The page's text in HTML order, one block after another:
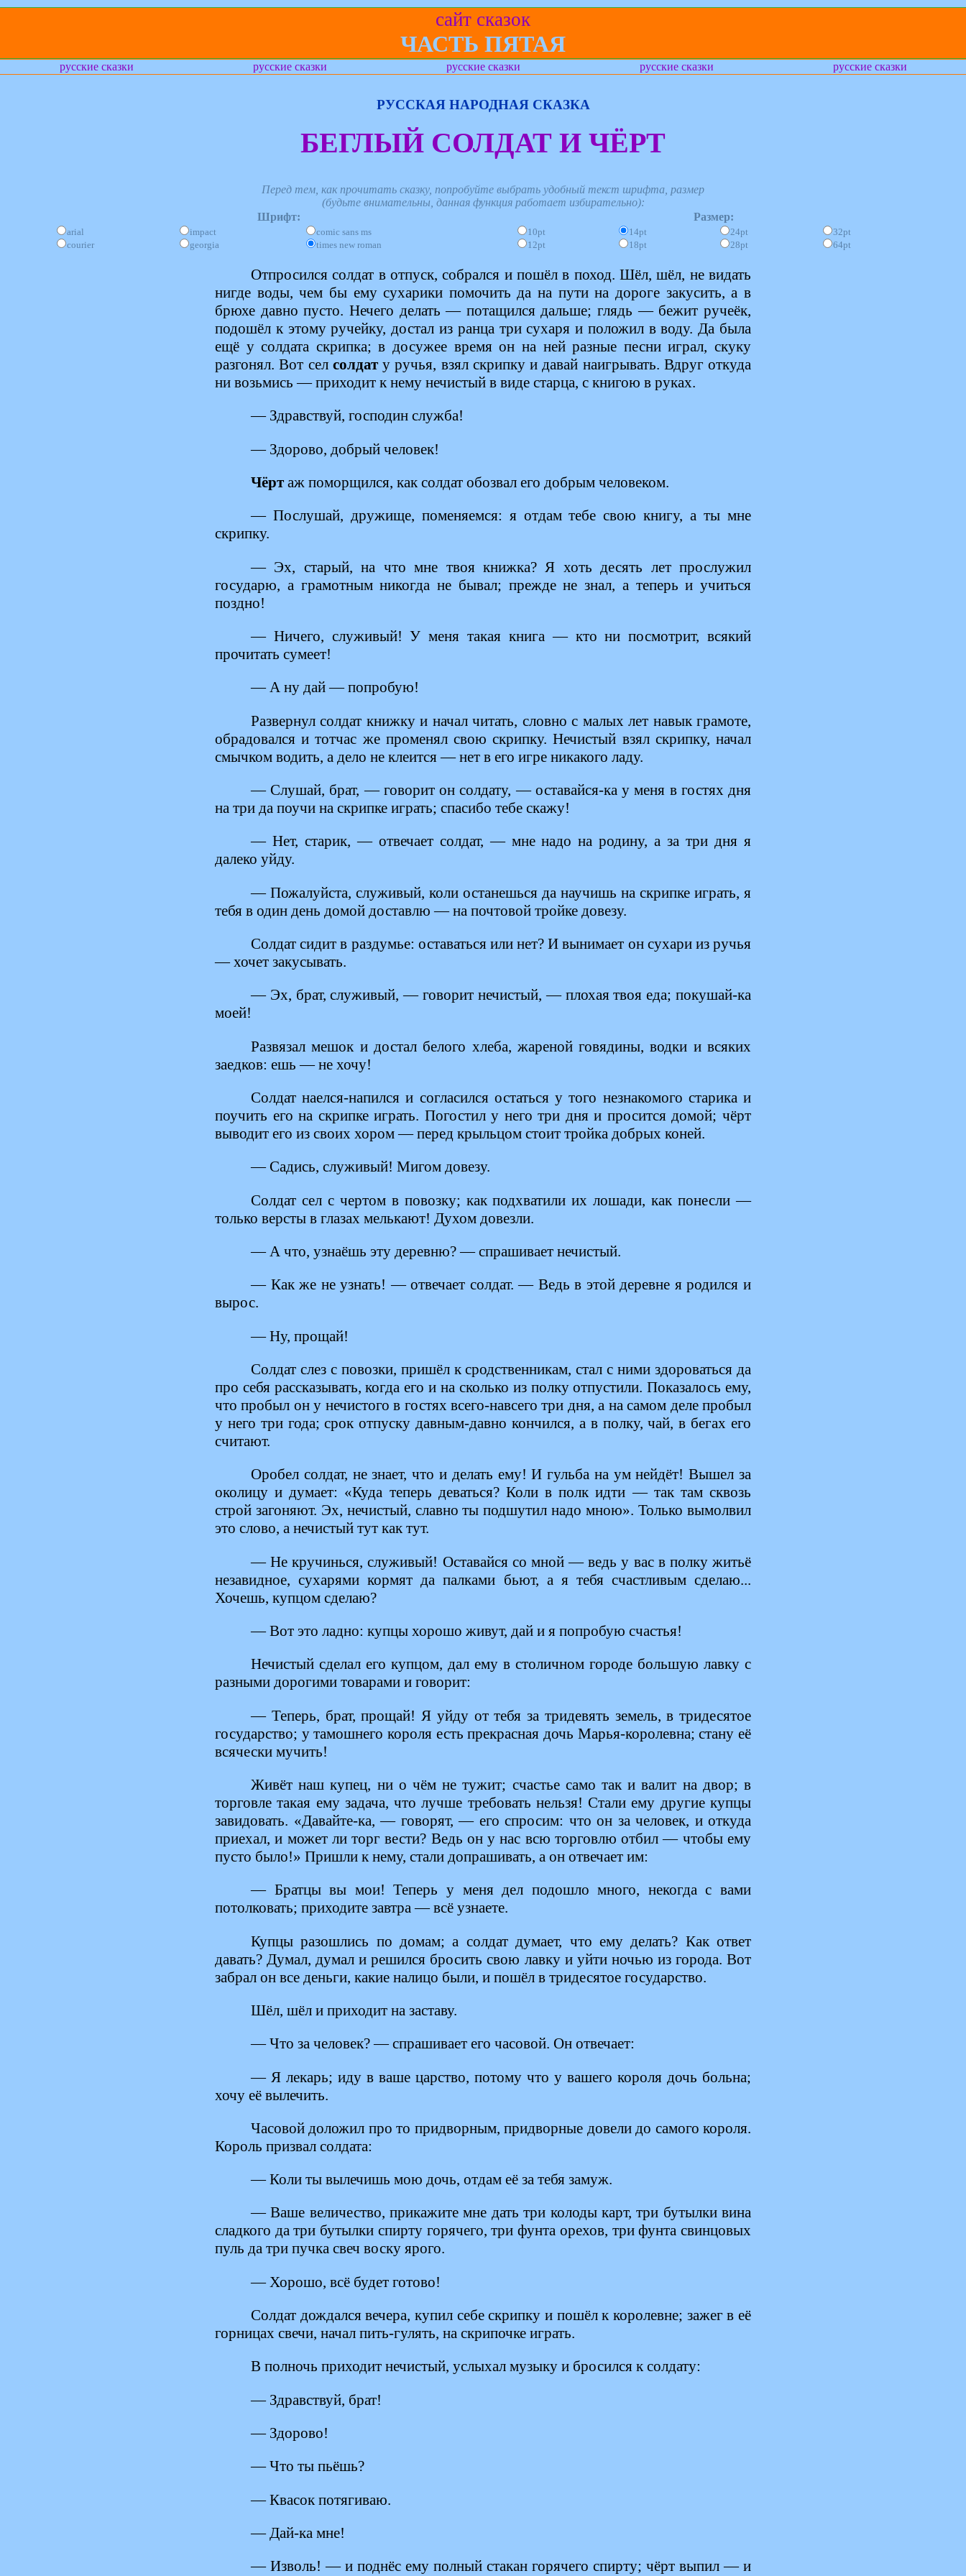
сайт сказок
ЧАСТЬ ПЯТАЯ
русские сказки русские сказки русские сказки русские сказки русские сказки
РУССКАЯ НАРОДНАЯ СКАЗКА
БЕГЛЫЙ СОЛДАТ И ЧЁРТ
Перед тем, как прочитать сказку, попробуйте выбрать удобный текст шрифта, размер
(будьте внимательны, данная функция работает избирательно):
Шрифт:
Размер:
arial
courier
impact
georgia
comic sans ms
times new roman
10pt
12pt
14pt
18pt
24pt
28pt
32pt
64pt
Отпросился солдат в отпуск, собрался и пошёл в поход. Шёл, шёл, не видать
нигде воды, чем бы ему сухарики помочить да на пути на дороге закусить, а в
брюхе давно пусто. Нечего делать — потащился дальше; глядь — бежит ручеёк,
подошёл к этому ручейку, достал из ранца три сухаря и положил в воду. Да была
ещё у солдата скрипка; в досужее время он на ней разные песни играл, скуку
разгонял. Вот сел солдату ручья, взял скрипку и давай наигрывать. Вдруг откуда
ни возьмись — приходит к нему нечистый в виде старца, с книгою в руках.
— Здравствуй, господин служба!
— Здорово, добрый человек!
Чёрт аж поморщился, как солдат обозвал его добрым человеком.
— Послушай, дружище, поменяемся: я отдам тебе свою книгу, а ты мне
скрипку.
— Эх, старый, на что мне твоя книжка? Я хоть десять лет прослужил
государю, а грамотным никогда не бывал; прежде не знал, а теперь и учиться
поздно!
— Ничего, служивый! У меня такая книга — кто ни посмотрит, всякий
прочитать сумеет!
— А ну дай — попробую!
Развернул солдат книжку и начал читать, словно с малых лет навык грамоте,
обрадовался и тотчас же променял свою скрипку. Нечистый взял скрипку, начал
смычком водить, а дело не клеится — нет в его игре никакого ладу.
— Слушай, брат, — говорит он солдату, — оставайся-ка у меня в гостях дня
на три да поучи на скрипке играть; спасибо тебе скажу!
— Нет, старик, — отвечает солдат, — мне надо на родину, а за три дня я
далеко уйду.
— Пожалуйста, служивый, коли останешься да научишь на скрипке играть, я
тебя в один день домой доставлю — на почтовой тройке довезу.
Солдат сидит в раздумье: оставаться или нет? И вынимает он сухари из ручья
— хочет закусывать.
— Эх, брат, служивый, — говорит нечистый, — плохая твоя еда; покушай-ка
моей!
Развязал мешок и достал белого хлеба, жареной говядины, водки и всяких
заедков: ешь — не хочу!
Солдат наелся-напился и согласился остаться у того незнакомого старика и
поучить его на скрипке играть. Погостил у него три дня и просится домой; чёрт
выводит его из своих хором — перед крыльцом стоит тройка добрых коней.
— Садись, служивый! Мигом довезу.
Солдат сел с чертом в повозку; как подхватили их лошади, как понесли —
только версты в глазах мелькают! Духом довезли.
— А что, узнаёшь эту деревню? — спрашивает нечистый.
— Как же не узнать! — отвечает солдат. — Ведь в этой деревне я родился и
вырос.
— Ну, прощай!
Солдат слез с повозки, пришёл к сродственникам, стал с ними здороваться да
про себя рассказывать, когда его и на сколько из полку отпустили. Показалось ему,
что пробыл он у нечистого в гостях всего-навсего три дня, а на самом деле пробыл
у него три года; срок отпуску давным-давно кончился, а в полку, чай, в бегах его
считают.
Оробел солдат, не знает, что и делать ему! И гульба на ум нейдёт! Вышел за
околицу и думает: «Куда теперь деваться? Коли в полк идти — так там сквозь
строй загоняют. Эх, нечистый, славно ты подшутил надо мною». Только вымолвил
это слово, а нечистый тут как тут.
— Не кручинься, служивый! Оставайся со мной — ведь у вас в полку житьё
незавидное, сухарями кормят да палками бьют, а я тебя счастливым сделаю...
Хочешь, купцом сделаю?
— Вот это ладно: купцы хорошо живут, дай и я попробую счастья!
Нечистый сделал его купцом, дал ему в столичном городе большую лавку с
разными дорогими товарами и говорит:
— Теперь, брат, прощай! Я уйду от тебя за тридевять земель, в тридесятое
государство; у тамошнего короля есть прекрасная дочь Марья-королевна; стану её
всячески мучить!
Живёт наш купец, ни о чём не тужит; счастье само так и валит на двор; в
торговле такая ему задача, что лучше требовать нельзя! Стали ему другие купцы
завидовать. «Давайте-ка, — говорят, — его спросим: что он за человек, и откуда
приехал, и может ли торг вести? Ведь он у нас всю торговлю отбил — чтобы ему
пусто было!» Пришли к нему, стали допрашивать, а он отвечает им:
— Братцы вы мои! Теперь у меня дел подошло много, некогда с вами
потолковать; приходите завтра — всё узнаете.
Купцы разошлись по домам; а солдат думает, что ему делать? Как ответ
давать? Думал, думал и решился бросить свою лавку и уйти ночью из города. Вот
забрал он все деньги, какие налицо были, и пошёл в тридесятое государство.
Шёл, шёл и приходит на заставу.
— Что за человек? — спрашивает его часовой. Он отвечает:
— Я лекарь; иду в ваше царство, потому что у вашего короля дочь больна;
хочу её вылечить.
Часовой доложил про то придворным, придворные довели до самого короля.
Король призвал солдата:
— Коли ты вылечишь мою дочь, отдам её за тебя замуж.
— Ваше величество, прикажите мне дать три колоды карт, три бутылки вина
сладкого да три бутылки спирту горячего, три фунта орехов, три фунта свинцовых
пуль да три пучка свеч воску ярого.
— Хорошо, всё будет готово!
Солдат дождался вечера, купил себе скрипку и пошёл к королевне; зажег в её
горницах свечи, начал пить-гулять, на скрипочке играть.
В полночь приходит нечистый, услыхал музыку и бросился к солдату:
— Здравствуй, брат!
— Здорово!
— Что ты пьёшь?
— Квасок потягиваю.
— Дай-ка мне!
— Изволь! — и поднёс ему полный стакан горячего спирту; чёрт выпил — и